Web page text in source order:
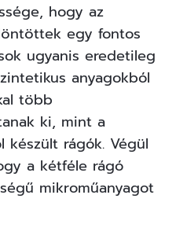
hogy az
egy fontos
ugyanis eredetileg
anyagokból
több
ki, mint a
készült rágók. Végül
a kétféle rágó
mikroműanyagot